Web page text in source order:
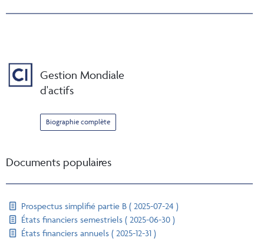
Gestion Mondiale
d'actifs
Biographie complète
Documents populaires
Prospectus simplifié partie B ( 2025-07-24 )
États financiers semestriels ( 2025-06-30 )
États financiers annuels ( 2025-12-31 )